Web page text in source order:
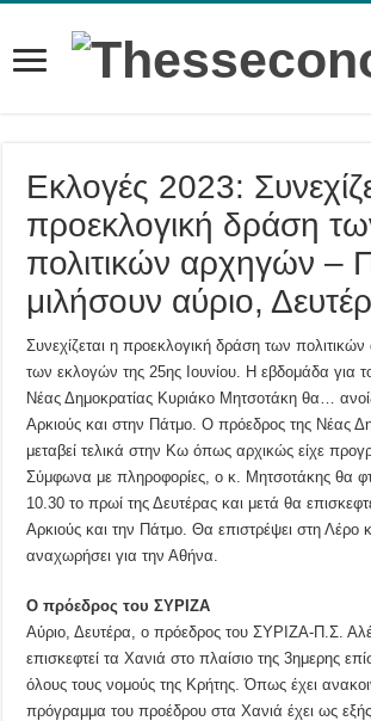
Εκλογές 2023:
προεκλογική δράση
πολιτικών αρχηγών –
μιλήσουν αύριο,
Συνεχίζεται η προεκλογική δράση των
των εκλογών της 25ης Ιουνίου. Η εβδομάδα για
Νέας Δημοκρατίας Κυριάκο Μητσοτάκη θα…
Αρκιούς και στην Πάτμο. Ο πρόεδρος της Νέας
μεταβεί τελικά στην Κω όπως αρχικώς είχε
Σύμφωνα με πληροφορίες, ο κ. Μητσοτάκης θα
10.30 το πρωί της Δευτέρας και μετά θα
Αρκιούς και την Πάτμο. Θα επιστρέψει στη Λέρο
αναχωρήσει για την Αθήνα.
Ο πρόεδρος του ΣΥΡΙΖΑ
Αύριο, Δευτέρα, ο πρόεδρος του ΣΥΡΙΖΑ-Π.Σ.
επισκεφτεί τα Χανιά στο πλαίσιο της 3ημερης
όλους τους νομούς της Κρήτης. Όπως έχει
πρόγραμμα του προέδρου στα Χανιά έχει ως